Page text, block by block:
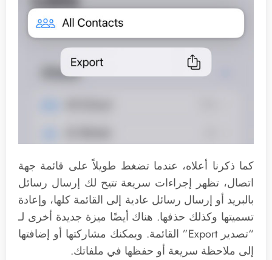
كما ذكرنا أعلاه، عندما تضغط طويلاً على قائمة جهة
اتصال، تظهر إجراءات سريعة تتيح لك إرسال رسائل
بالبريد أو إرسال رسائل عادية إلى القائمة كلها، وإعادة
تسميتها وكذلك حذفها. هناك أيضًا ميزة جديدة أخرى لـ
“تصدير Export” القائمة. ويمكنك مشاركتها أو إضافتها
إلى ملاحظة سريعة أو حفظها في ملفاتك.